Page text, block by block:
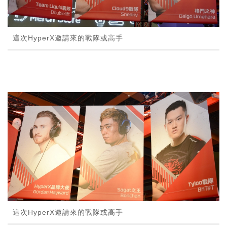
這次HyperX邀請來的戰隊或高手
這次HyperX邀請來的戰隊或高手